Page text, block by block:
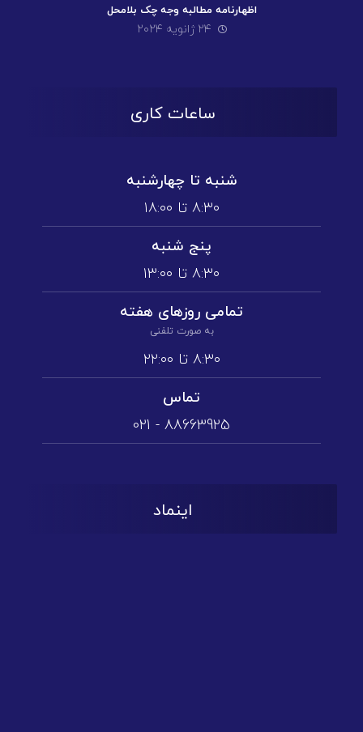
اظهارنامه مطالبه وجه چک بلامحل
۲۴ ژانویه ۲۰۲۴
ساعات کاری
شنبه تا چهارشنبه
۸:۳۰ تا ۱۸:۰۰
پنج شنبه
۸:۳۰ تا ۱3:۰۰
تمامی روز‌های هفته
به صورت تلفنی
۸:۳۰ تا ۲۲:۰۰
تماس
88663925 - 021
اینماد